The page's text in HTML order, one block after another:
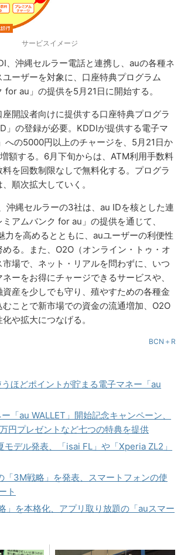
サービスイメージ
、沖縄セルラー電話と連携し、auの各種ネ
ーザーを対象に、口座特典プログラム
for au」の提供を5月21日に開始する。
開設者向けに提供する口座特典プログラ
」の登録が必要。KDDIが提供する電子マ
への5000円以上のチャージを、5月21日か
額する。6月下旬からは、ATM利用手数料
を回数制限なしで無料化する。プログラ
順次拡大していく。
沖縄セルラーの3社は、au IDを核とした連
アムバンク for au」の提供を通じて、
力を高めるとともに、auユーザーの利便性
る。また、O2O（オンライン・トゥ・オ
場で、ネット・リアルを問わずに、いつ
ーをお得にチャージできるサービスや、
産を少しでも守り、殖やすための各種金
ことで新市場での資金の流通増加、O2O
や拡大につなげる。
BCN＋R
ほどポイントが貯まる電子マネー「au
「au WALLET」開始記念キャンペーン、
円プレゼントなど七つの特典を提供
モデル発表、「isai FL」や「Xperia ZL2」
「3M戦略」を発表、スマートフォンの使
ト
」を本格化、アプリ取り放題の「auスマー